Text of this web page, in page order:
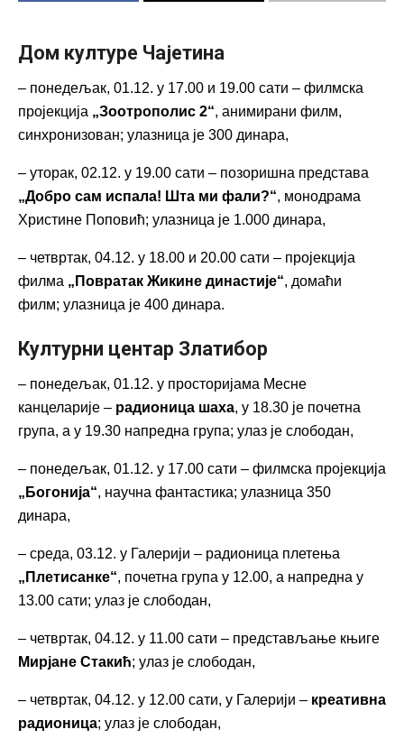
Дом културе Чајетина
– понедељак, 01.12. у 17.00 и 19.00 сати – филмска
пројекција „Зоотрополис 2“, анимирани филм,
синхронизован; улазница је 300 динара,
– уторак, 02.12. у 19.00 сати – позоришна представа
„Добро сам испала! Шта ми фали?“, монодрама
Христине Поповић; улазница је 1.000 динара,
– четвртак, 04.12. у 18.00 и 20.00 сати – пројекција
филма „Повратак Жикине династије“, домаћи
филм; улазница је 400 динара.
Културни центар Златибор
– понедељак, 01.12. у просторијама Месне
канцеларије – радионица шаха, у 18.30 је почетна
група, а у 19.30 напредна група; улаз је слободан,
– понедељак, 01.12. у 17.00 сати – филмска пројекција
„Богонија“, научна фантастика; улазница 350
динара,
– среда, 03.12. у Галерији – радионица плетења
„Плетисанке“, почетна група у 12.00, а напредна у
13.00 сати; улаз је слободан,
– четвртак, 04.12. у 11.00 сати – представљање књиге
Мирјане Стакић; улаз је слободан,
– четвртак, 04.12. у 12.00 сати, у Галерији – креативна
радионица; улаз је слободан,